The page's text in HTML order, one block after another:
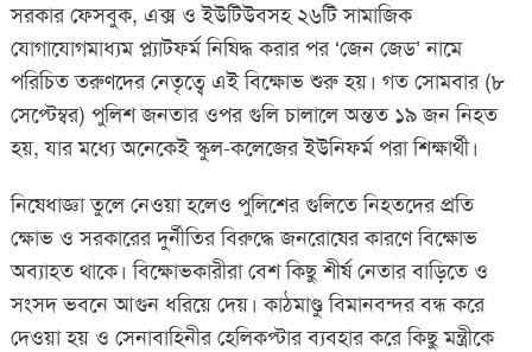
সরকার ফেসবুক, এক্স ও ইউটিউবসহ ২৬টি সামাজিক
যোগাযোগমাধ্যম প্ল্যাটফর্ম নিষিদ্ধ করার পর ‘জেন জেড’ নামে
পরিচিত তরুণদের নেতৃত্বে এই বিক্ষোভ শুরু হয়। গত সোমবার (৮
সেপ্টেম্বর) পুলিশ জনতার ওপর গুলি চালালে অন্তত ১৯ জন নিহত
হয়, যার মধ্যে অনেকেই স্কুল-কলেজের ইউনিফর্ম পরা শিক্ষার্থী।
নিষেধাজ্ঞা তুলে নেওয়া হলেও পুলিশের গুলিতে নিহতদের প্রতি
ক্ষোভ ও সরকারের দুর্নীতির বিরুদ্ধে জনরোষের কারণে বিক্ষোভ
অব্যাহত থাকে। বিক্ষোভকারীরা বেশ কিছু শীর্ষ নেতার বাড়িতে ও
সংসদ ভবনে আগুন ধরিয়ে দেয়। কাঠমাণ্ডু বিমানবন্দর বন্ধ করে
দেওয়া হয় ও সেনাবাহিনীর হেলিকপ্টার ব্যবহার করে কিছু মন্ত্রীকে